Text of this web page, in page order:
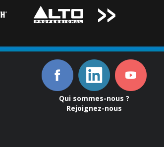
Qui sommes-nous ?
Rejoignez-nous